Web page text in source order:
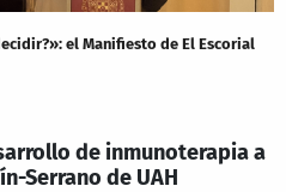
el Manifiesto de El Escorial
de inmunoterapia a
Serrano de UAH